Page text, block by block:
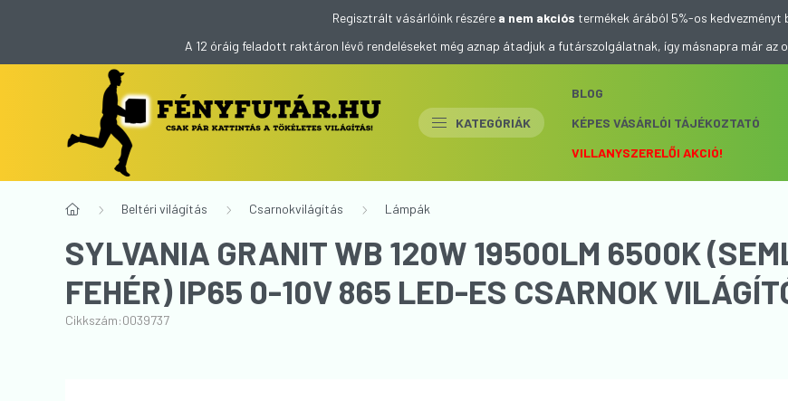
Regisztrált vásárlóink részére a nem akciós termékek árából 5%-os kedvezményt
A 12 óráig feladott raktáron lévő rendeléseket még aznap átadjuk a futárszolgálatnak, így másnapra már az
KATEGÓRIÁK
BLOG
KÉPES VÁSÁRLÓI TÁJÉKOZTATÓ
VILLANYSZERELŐI AKCIÓ!
Beltéri világítás Csarnokvilágítás Lámpák
SYLVANIA GRANIT WB 120W 19500LM 6500K
FEHÉR) IP65 0-10V 865 LED-ES CSARNOK
Cikkszám:0039737